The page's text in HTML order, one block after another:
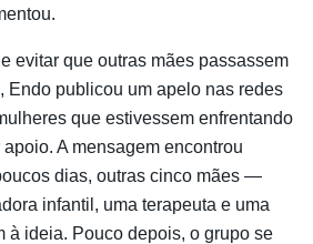
evitar que outras mães passassem
Endo publicou um apelo nas redes
que estivessem enfrentando
A mensagem encontrou
dias, outras cinco mães —
infantil, uma terapeuta e uma
ideia. Pouco depois, o grupo se